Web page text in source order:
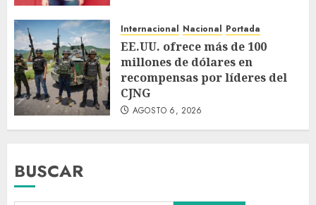
Internacional Nacional Portada
EE.UU. ofrece más de 100
millones de dólares en
recompensas por líderes del
CJNG
AGOSTO 6, 2026
BUSCAR